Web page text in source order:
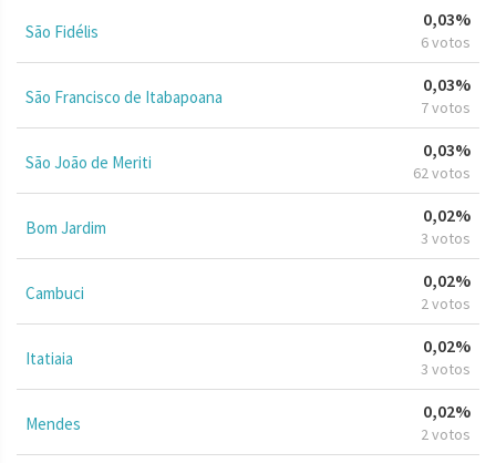
São Fidélis
0,03%
6 votos
São Francisco de Itabapoana
0,03%
7 votos
São João de Meriti
0,03%
62 votos
Bom Jardim
0,02%
3 votos
Cambuci
0,02%
2 votos
Itatiaia
0,02%
3 votos
Mendes
0,02%
2 votos